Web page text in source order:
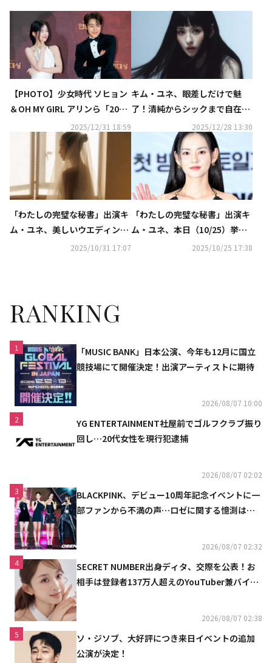
【PHOTO】少女時代 ソヒョン
＆OH MY GIRL アリンら「2025
KBS演技大賞」レッドカーペッ
2025/12/31 18:59
キム・ユネ、眼差しだけで魅
了！清純からシックまで自在に
2025/12/28 13:30
「わたしの完璧な秘書」出演キ
ム・ユネ、美しいウエディング
写真を公開“愛も仕事も大切に
2025/10/31 17:07
「わたしの完璧な秘書」出演キ
ム・ユネ、本日（10/25）挙
式“お相手や家族に配慮し非公
2025/10/25 17:38
RANKING
1
「MUSIC BANK」日本公演、今年も12月に国立
競技場にて開催決定！出演アーティストに期待
2026/08/07 10:00
2
YG ENTERTAINMENT社屋前でゴルフクラブ振り
回し…20代女性を現行犯逮捕
2026/08/07 02:02
3
BLACKPINK、デビュー10周年記念イベントに一
部ファンから不満の声…ロゼに関する憶測は否
2026/08/07 02:32
4
SECRET NUMBER出身ディタ、交際を公表！お
相手は登録者137万人超えのYouTuber兼バイオ
2026/08/07 02:38
5
ソ・ジソブ、大好評につき来日イベントの追加
公演が決定！